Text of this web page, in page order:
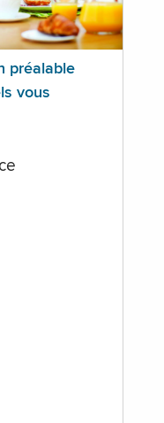
préalable
vous